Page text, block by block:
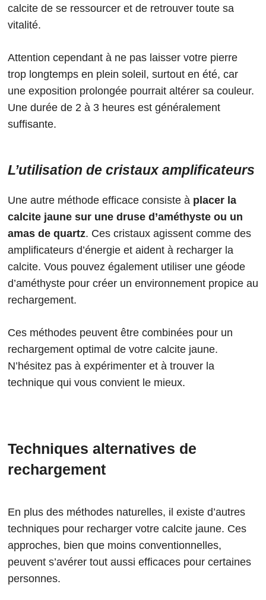
calcite de se ressourcer et de retrouver toute sa
vitalité.
Attention cependant à ne pas laisser votre pierre
trop longtemps en plein soleil, surtout en été, car
une exposition prolongée pourrait altérer sa couleur.
Une durée de 2 à 3 heures est généralement
suffisante.
L’utilisation de cristaux amplificateurs
Une autre méthode efficace consiste à placer la
calcite jaune sur une druse d’améthyste ou un
amas de quartz. Ces cristaux agissent comme des
amplificateurs d’énergie et aident à recharger la
calcite. Vous pouvez également utiliser une géode
d’améthyste pour créer un environnement propice au
rechargement.
Ces méthodes peuvent être combinées pour un
rechargement optimal de votre calcite jaune.
N’hésitez pas à expérimenter et à trouver la
technique qui vous convient le mieux.
Techniques alternatives de
rechargement
En plus des méthodes naturelles, il existe d’autres
techniques pour recharger votre calcite jaune. Ces
approches, bien que moins conventionnelles,
peuvent s’avérer tout aussi efficaces pour certaines
personnes.